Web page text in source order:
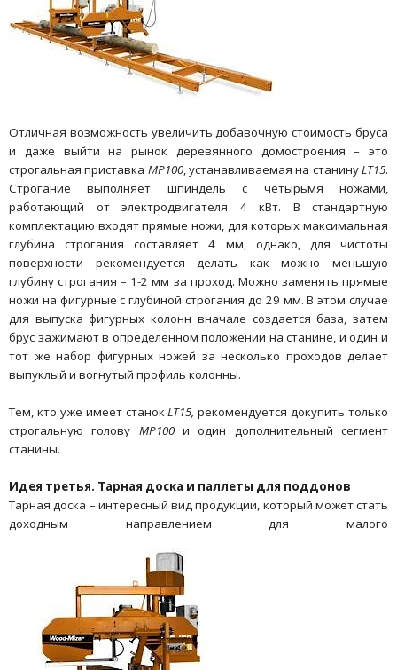
Отличная возможность увеличить добавочную стоимость бруса
и даже выйти на рынок деревянного домостроения – это
строгальная приставка MP100, устанавливаемая на станинуLT15.
Строгание выполняет шпиндель с четырьмя ножами,
работающий от электродвигателя 4 кВт. В стандартную
комплектацию входят прямые ножи, для которых максимальная
глубина строгания составляет 4 мм, однако, для чистоты
поверхности рекомендуется делать как можно меньшую
глубину строгания – 1-2 мм за проход. Можно заменять прямые
ножи на фигурные с глубиной строгания до 29 мм. В этом случае
для выпуска фигурных колонн вначале создается база, затем
брус зажимают в определенном положении на станине, и один и
тот же набор фигурных ножей за несколько проходов делает
выпуклый и вогнутый профиль колонны.
Тем, кто уже имеет станокLT15, рекомендуется докупить только
строгальную голову MP100и один дополнительный сегмент
станины.
Идея третья. Тарная доска и паллеты для поддонов
Тарная доска – интересный вид продукции, который может стать
доходным направлением для малого